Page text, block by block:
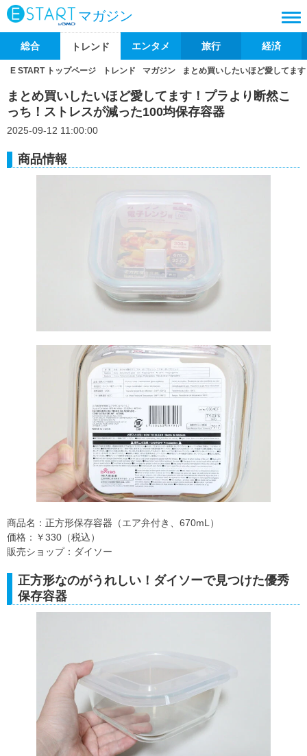
マガジン
総合 トレンド エンタメ 旅行 経済
E START トップページ トレンド マガジン まとめ買いしたいほど愛してま
まとめ買いしたいほど愛してます！プラより断然こ
っち！ストレスが減った100均保存容器
2025-09-12 11:00:00
商品情報
商品名：正方形保存容器（エア弁付き、670mL）
価格：￥330（税込）
販売ショップ：ダイソー
正方形なのがうれしい！ダイソーで見つけた優秀
保存容器